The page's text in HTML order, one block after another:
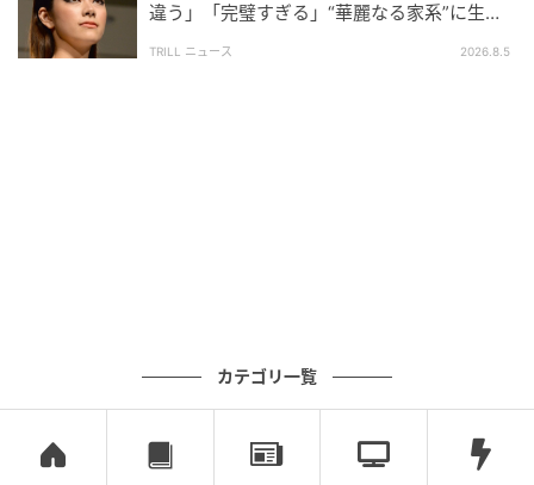
ブログ：五箇野人（ 五箇野人の海外旅日記 ）
全話一覧を見る
クリエイター情報
違う」「完璧すぎる」“華麗なる家系”に生ま
TRILL ニュース 2026.8.5
カテゴリ一覧